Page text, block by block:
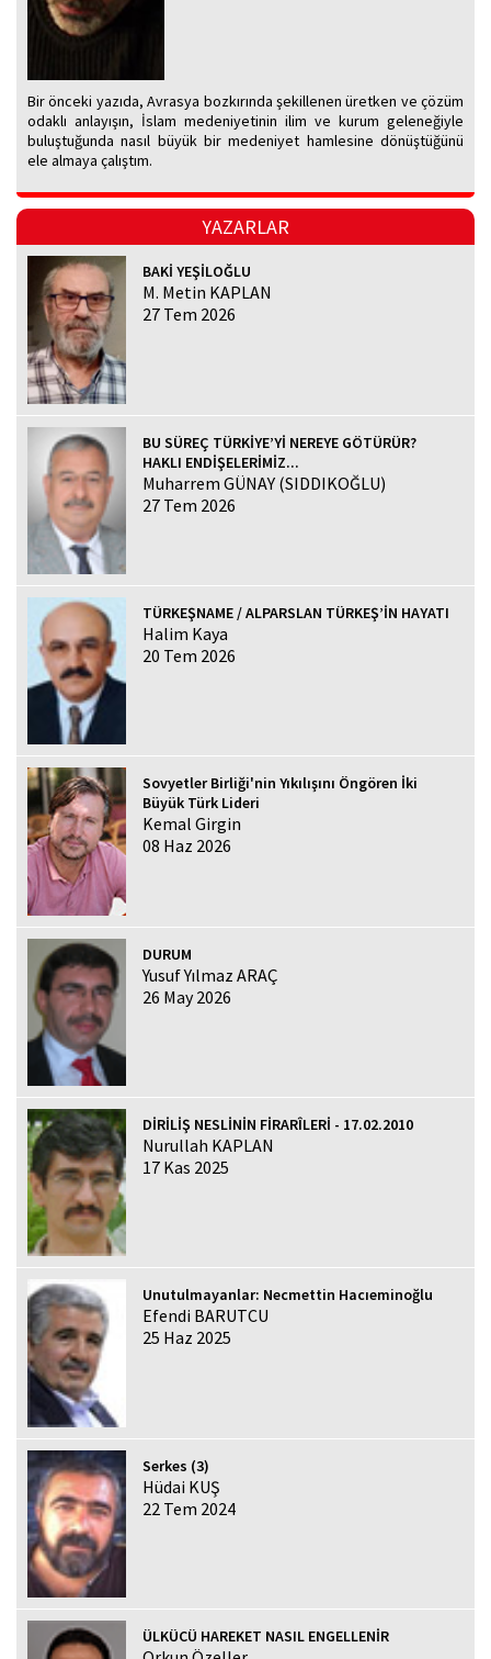
Bir önceki yazıda, Avrasya bozkırında şekillenen üretken ve çözüm
odaklı anlayışın, İslam medeniyetinin ilim ve kurum geleneğiyle
buluştuğunda nasıl büyük bir medeniyet hamlesine dönüştüğünü
ele almaya çalıştım.
YAZARLAR
BAKİ YEŞİLOĞLU
M. Metin KAPLAN
27 Tem 2026
BU SÜREÇ TÜRKİYE’Yİ NEREYE GÖTÜRÜR?
HAKLI ENDİŞELERİMİZ...
Muharrem GÜNAY (SIDDIKOĞLU)
27 Tem 2026
TÜRKEŞNAME / ALPARSLAN TÜRKEŞ’İN HAYATI
Halim Kaya
20 Tem 2026
Sovyetler Birliği'nin Yıkılışını Öngören İki
Büyük Türk Lideri
Kemal Girgin
08 Haz 2026
DURUM
Yusuf Yılmaz ARAÇ
26 May 2026
DİRİLİŞ NESLİNİN FİRARÎLERİ - 17.02.2010
Nurullah KAPLAN
17 Kas 2025
Unutulmayanlar: Necmettin Hacıeminoğlu
Efendi BARUTCU
25 Haz 2025
Serkes (3)
Hüdai KUŞ
22 Tem 2024
ÜLKÜCÜ HAREKET NASIL ENGELLENİR